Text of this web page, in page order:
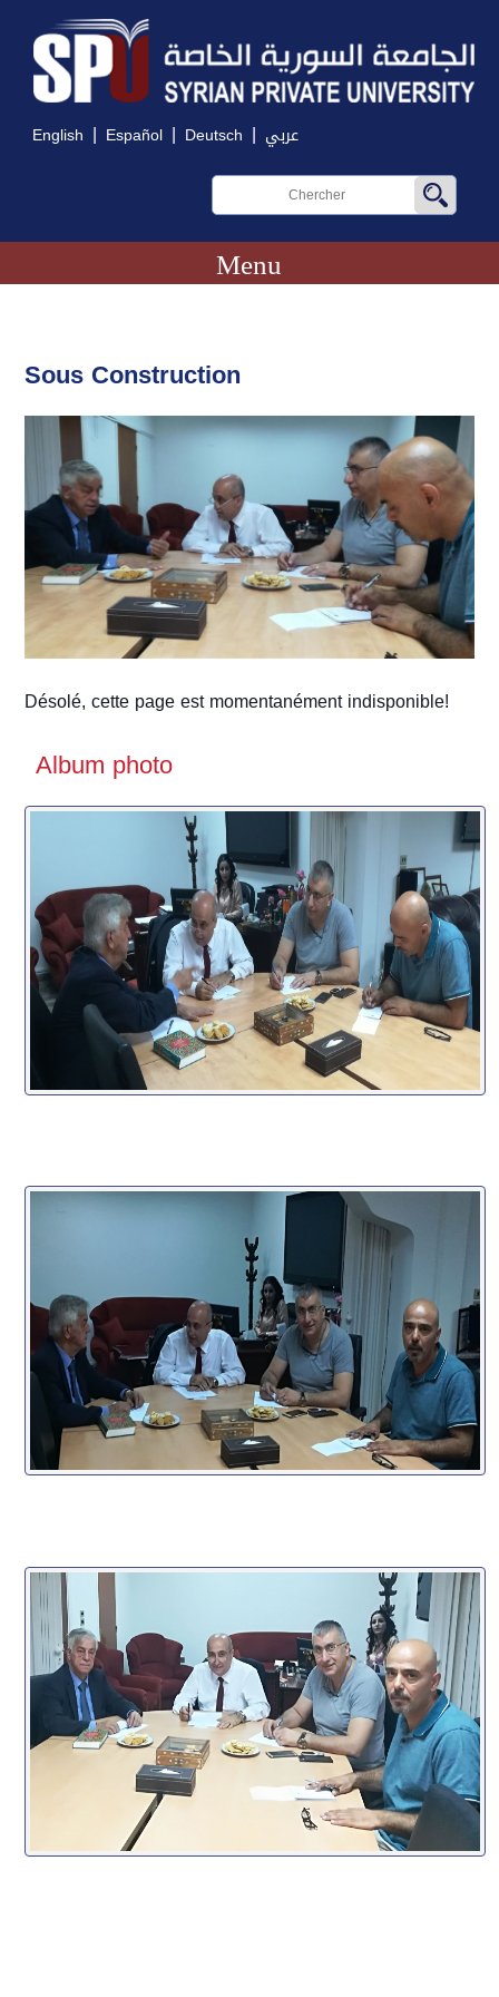
English | Español | Deutsch | عربي
Menu
Sous Construction
Désolé, cette page est momentanément indisponible!
Album photo